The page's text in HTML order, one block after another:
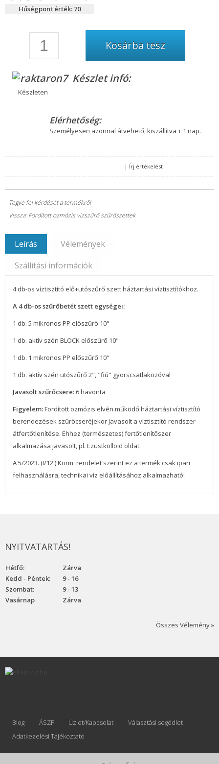
Hűségpont érték: 70
Készlet infó:
Készleten
Elérhetőség:
Személyesen azonnal átvehető, kiszállítva + 1 nap.
| Írj értékelést
Tegye fel kérdését a termékről
Vissza: Fordított ozmózis vízszűrő szűrőszettek
Leírás
Vélemények
Szállítási információk
4 db-os víztisztító elő+utószűrő szett háztartási víztisztítókhoz.
A 4 db-os szűrőbetét szett egységei:
1 db. 5 mikronos PP előszűrő 10"
1 db. aktív szén BLOCK előszűrő 10"
1 db. 1 mikronos PP előszűrő 10"
1 db. aktív szén utószűrő 2", "fiú" gyorscsatlakozóval
Javasolt szűrőcsere: 6 havonta
Figyelem:Fordított ozmózis elvén működő háztartási víztisztító
berendezések szűrőcseréjekor javasolt a víztisztító rendszer
átfertőtlenítése. Ehhez (természetes) fertőtlenítőszer
alkalmazása javasolt, pl. Ezüstkolloid oldat.
A 5/2023. (I/12.) Korm. rendelet szerint ez a termék csak ipari
felhasználásra, technikai víz előállításához alkalmazható!
NYITVATARTÁS!
Hétfő:
Zárva
Kedd - Péntek:
9 - 16
Szombat:
9 - 13
Vasárnap
Zárva
Összes Vélemény »
Blog ÁSZF Üzlet/Kapcsolat
Választási segédlet
Adatkezelési Tájékoztató